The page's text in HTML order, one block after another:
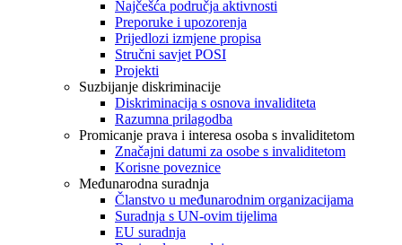
Najčešća područja aktivnosti
Preporuke i upozorenja
Prijedlozi izmjene propisa
Stručni savjet POSI
Projekti
Suzbijanje diskriminacije
Diskriminacija s osnova invaliditeta
Razumna prilagodba
Promicanje prava i interesa osoba s invaliditetom
Značajni datumi za osobe s invaliditetom
Korisne poveznice
Međunarodna suradnja
Članstvo u međunarodnim organizacijama
Suradnja s UN-ovim tijelima
EU suradnja